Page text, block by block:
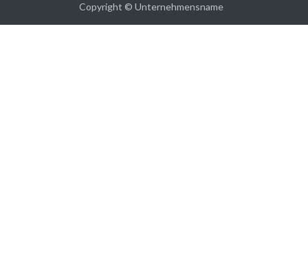
Copyright © Unternehmensname